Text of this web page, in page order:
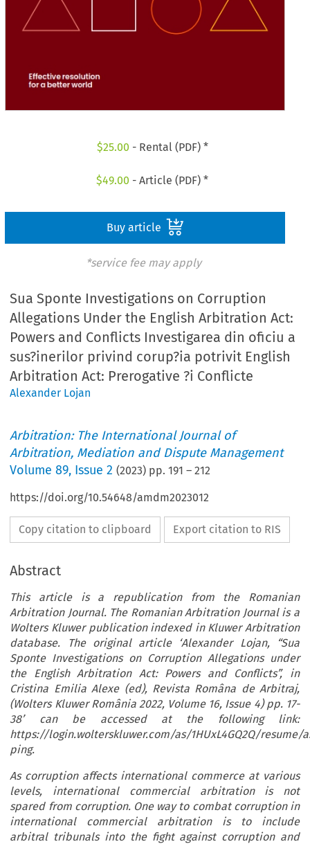
$25.00 - Rental (PDF) *
$49.00 - Article (PDF) *
Buy article
*service fee may apply
Sua Sponte Investigations on Corruption
Allegations Under the English Arbitration Act:
Powers and Conflicts Investigarea din oficiu a
sus?inerilor privind corup?ia potrivit English
Arbitration Act: Prerogative ?i Conflicte
Alexander Lojan
Arbitration: The International Journal of
Arbitration, Mediation and Dispute Management
Volume89, Issue 2 (2023) pp.191 –212
https://doi.org/10.54648/amdm2023012
Copy citation to clipboard Export citation to RIS
Abstract
This article is a republication from the Romanian
Arbitration Journal. The Romanian Arbitration Journal is a
Wolters Kluwer publication indexed in Kluwer Arbitration
database. The original article ‘Alexander Lojan, “Sua
Sponte Investigations on Corruption Allegations under
the English Arbitration Act: Powers and Conflicts”, in
Cristina Emilia Alexe (ed), Revista Româna de Arbitraj,
(Wolters Kluwer România 2022, Volume 16, Issue 4) pp. 17-
38’ can be accessed at the following link:
https://login.wolterskluwer.com/as/1HUxL4GQ2Q/resume/
ping.
As corruption affects international commerce at various
levels, international commercial arbitration is not
spared from corruption. One way to combat corruption in
international commercial arbitration is to include
arbitral tribunals into the fight against corruption and